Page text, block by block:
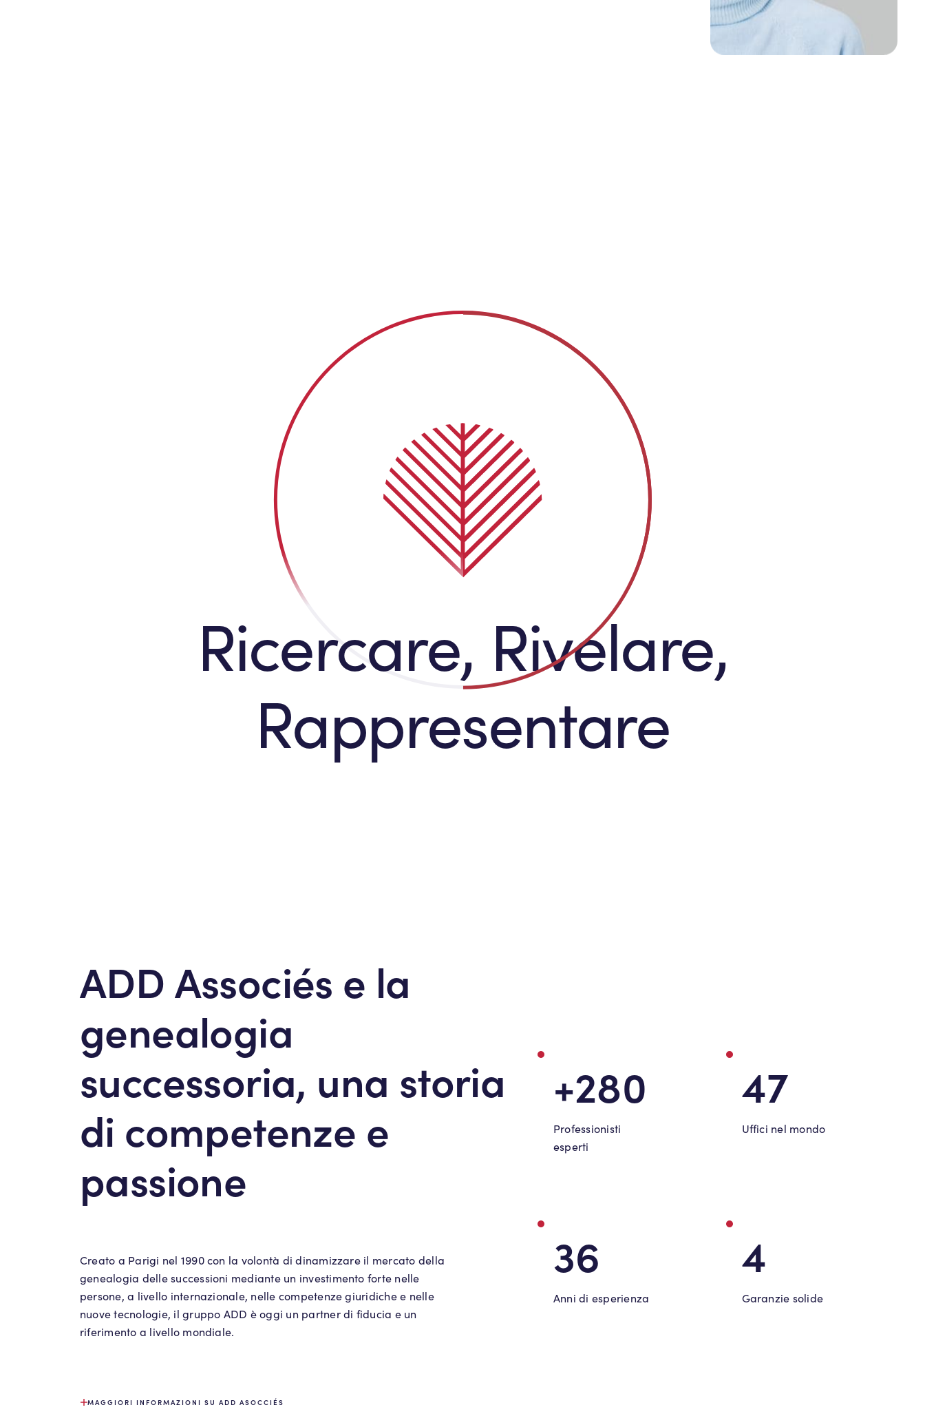
Ricercare, Rivelare,
Rappresentare
ADD Associés e la
genealogia
successoria, una storia
di competenze e
passione
Creato a Parigi nel 1990 con la volontà di dinamizzare il mercato della
genealogia delle successioni mediante un investimento forte nelle
persone, a livello internazionale, nelle competenze giuridiche e nelle
nuove tecnologie, il gruppo ADD è oggi un partner di fiducia e un
riferimento a livello mondiale.
MAGGIORI INFORMAZIONI SU ADD ASOCCIÉS
+280
Professionisti
esperti
47
Uffici nel mondo
36
Anni di esperienza
4
Garanzie solide